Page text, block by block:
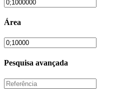
Área
Pesquisa avançada